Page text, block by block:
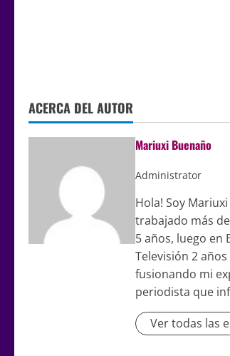
ACERCA DEL AUTOR
Mariuxi Buenaño
Administrator
Hola! Soy
trabajado más
5 años, luego en
Televisión 2
fusionando mi
periodista que
Ver todas las